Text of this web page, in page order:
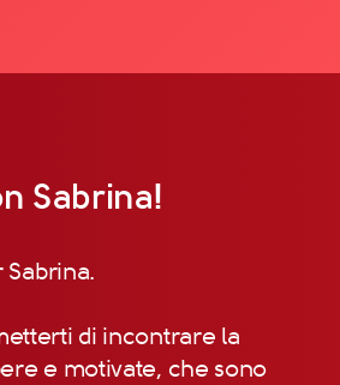
Sabrina!
Sabrina.
di incontrare la
e motivate, che sono